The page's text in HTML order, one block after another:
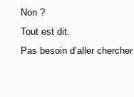
Non ?
Tout est dit.
Pas besoin d’aller